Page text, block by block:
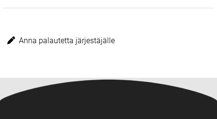
Anna palautetta järjestäjälle